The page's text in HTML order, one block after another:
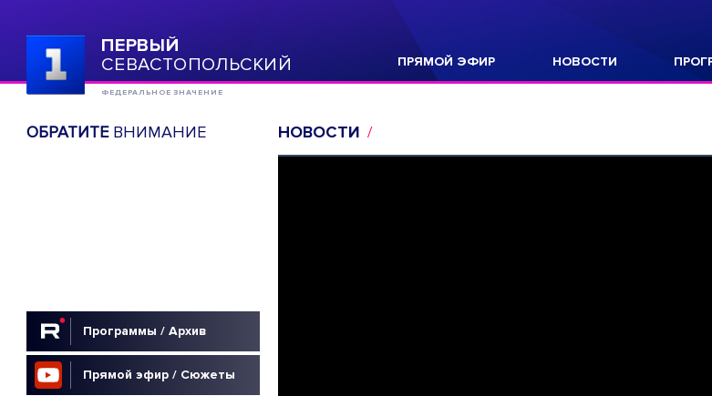
ПЕРВЫЙ
СЕВАСТОПОЛЬСКИЙ
ФЕДЕРАЛЬНОЕ ЗНАЧЕНИЕ
ПРЯМОЙ ЭФИР НОВОСТИ
ОБРАТИТЕВНИМАНИЕ
Программы / Архив
Прямой эфир / Сюжеты
НОВОСТИ